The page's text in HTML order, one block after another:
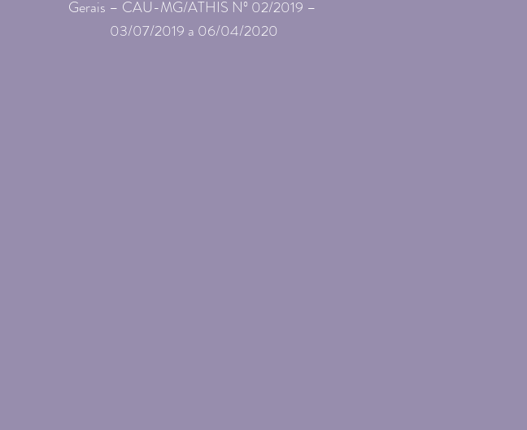
Gerais – CAU-MG/ATHIS Nº 02/2019 –
03/07/2019 a 06/04/2020